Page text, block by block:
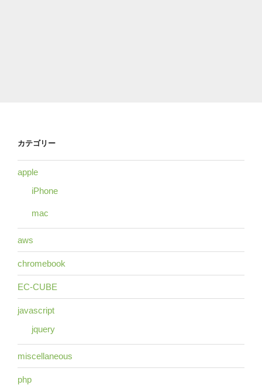
カテゴリー
apple
iPhone
mac
aws
chromebook
EC-CUBE
javascript
jquery
miscellaneous
php